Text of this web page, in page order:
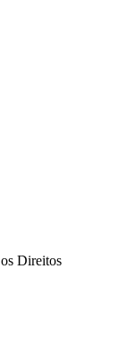
Direitos